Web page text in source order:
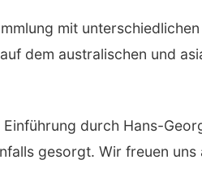
mit
dem australischen und
durch Hans-
gesorgt. Wir freuen